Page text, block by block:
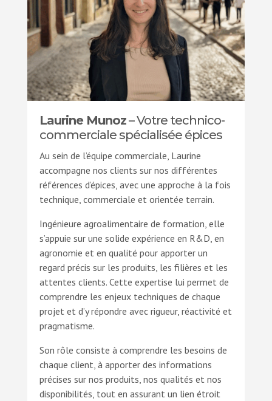
Laurine Munoz– Votre technico-
commerciale spécialisée épices
Au sein de l’équipe commerciale, Laurine
accompagne nos clients sur nos différentes
références d’épices, avec une approche à la fois
technique, commerciale et orientée terrain.
Ingénieure agroalimentaire de formation, elle
s’appuie sur une solide expérience en R&D, en
agronomie et en qualité pour apporter un
regard précis sur les produits, les filières et les
attentes clients. Cette expertise lui permet de
comprendre les enjeux techniques de chaque
projet et d’y répondre avec rigueur, réactivité et
pragmatisme.
Son rôle consiste à comprendre les besoins de
chaque client, à apporter des informations
précises sur nos produits, nos qualités et nos
disponibilités, tout en assurant un lien étroit